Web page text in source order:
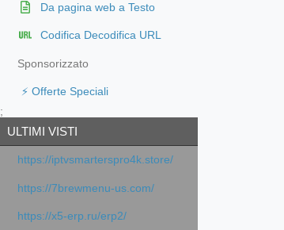
Da pagina web a Testo
Codifica Decodifica URL
Sponsorizzato
⚡ Offerte Speciali
;
ULTIMI VISTI
https://iptvsmarterspro4k.store/
https://7brewmenu-us.com/
https://x5-erp.ru/erp2/